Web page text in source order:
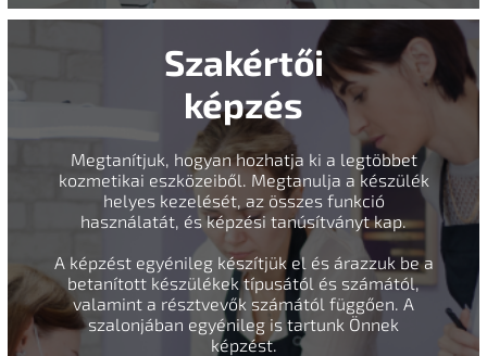
Szakértői
képzés
Megtanítjuk, hogyan hozhatja ki a legtöbbet
kozmetikai eszközeiből. Megtanulja a készülék
helyes kezelését, az összes funkció
használatát, és képzési tanúsítványt kap.
A képzést egyénileg készítjük el és árazzuk be a
betanított készülékek típusától és számától,
valamint a résztvevők számától függően. A
szalonjában egyénileg is tartunk Önnek
képzést.